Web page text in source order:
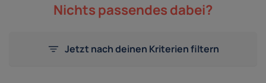
Nichts passendes dabei?
Jetzt nach deinen Kriterien filtern